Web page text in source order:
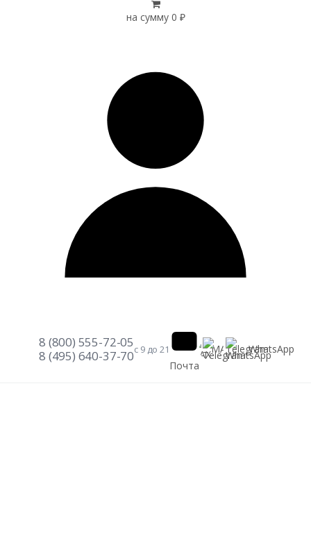
на сумму 0 ₽
8 (800) 555-72-05
8 (495) 640-37-70с 9 до 21
Почта
MAXTelegramWhatsApp